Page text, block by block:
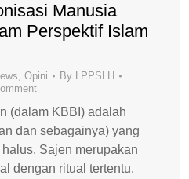
Manusia
Perspektif Islam
, Opini By LPPSLH
(dalam KBBI) adalah
dan sebagainya) yang
Sajen merupakan
dengan ritual tertentu.